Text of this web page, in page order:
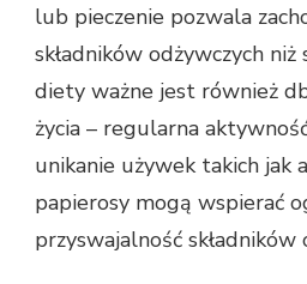
lub pieczenie pozwala
składników odżywczych niż
diety ważne jest również
życia – regularna
unikanie używek takich jak
papierosy mogą wspierać
przyswajalność składników